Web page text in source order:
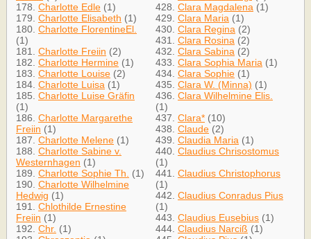
178. Charlotte Edle (1)
179. Charlotte Elisabeth (1)
180. Charlotte FlorentineEl.
(1)
181. Charlotte Freiin (2)
182. Charlotte Hermine (1)
183. Charlotte Louise (2)
184. Charlotte Luisa (1)
185. Charlotte Luise Gräfin
(1)
186. Charlotte Margarethe
Freiin (1)
187. Charlotte Melene (1)
188. Charlotte Sabine v.
Westernhagen (1)
189. Charlotte Sophie Th.
(1)
190. Charlotte Wilhelmine
Hedwig (1)
191. Chlothilde Ernestine
Freiin (1)
192. Chr. (1)
428. Clara Magdalena (1)
429. Clara Maria (1)
430. Clara Regina (2)
431. Clara Rosina (2)
432. Clara Sabina (2)
433. Clara Sophia Maria (1)
434. Clara Sophie (1)
435. Clara W. (Minna) (1)
436. Clara Wilhelmine Elis.
(1)
437. Clara* (10)
438. Claude (2)
439. Claudia Maria (1)
440. Claudius Chrisostomus
(1)
441. Claudius Christophorus
(1)
442. Claudius Conradus Pius
(1)
443. Claudius Eusebius (1)
444. Claudius Narciß (1)